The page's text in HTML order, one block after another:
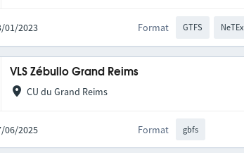
01/2023 Format GTFS NeTEx
VLS Zébullo Grand Reims
CU du Grand Reims
06/2025 Format gbfs